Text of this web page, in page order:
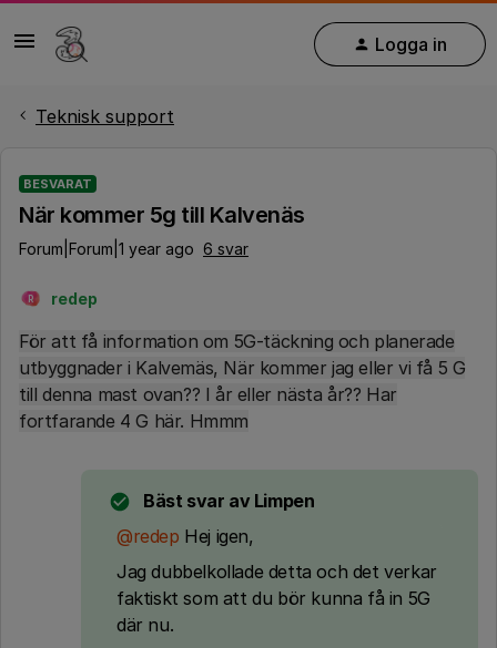
Logga in
Teknisk support
BESVARAT
När kommer 5g till Kalvenäs
Forum|Forum|1 year ago 6 svar
R redep
För att få information om 5G-täckning och planerade
utbyggnader i Kalvemäs, När kommer jag eller vi få 5 G
till denna mast ovan?? I år eller nästa år?? Har
fortfarande 4 G här. Hmmm
Bäst svar av Limpen
@redep Hej igen,
Jag dubbelkollade detta och det verkar
faktiskt som att du bör kunna få in 5G
där nu.